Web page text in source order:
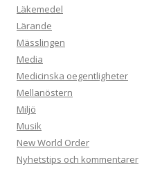
Läkemedel
Lärande
Mässlingen
Media
Medicinska oegentligheter
Mellanöstern
Miljö
Musik
New World Order
Nyhetstips och kommentarer